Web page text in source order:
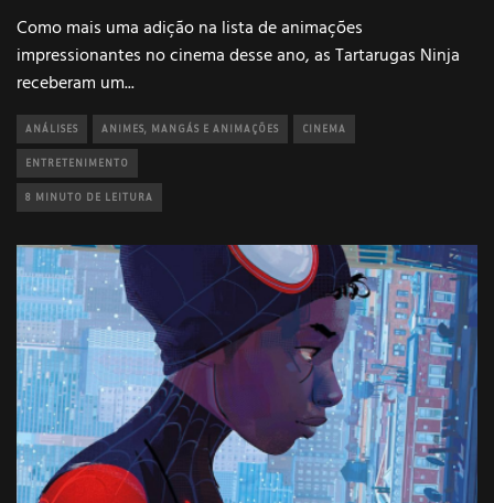
Como mais uma adição na lista de animações
impressionantes no cinema desse ano, as Tartarugas Ninja
receberam um...
ANÁLISES ANIMES, MANGÁS E ANIMAÇÕES CINEMA
ENTRETENIMENTO
8 MINUTO DE LEITURA